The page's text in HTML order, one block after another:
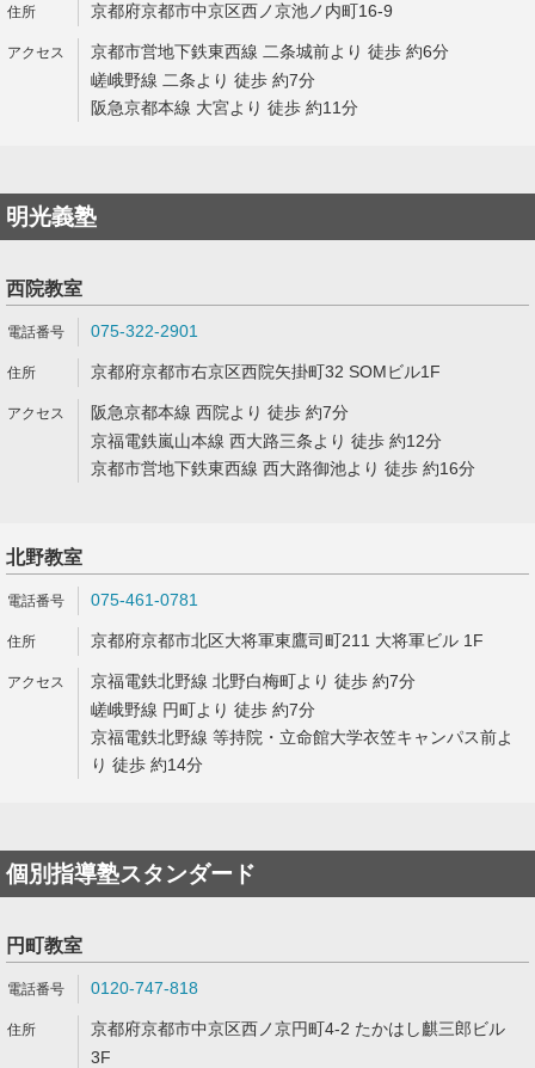
京都府京都市中京区西ノ京池ノ内町16-9
京都市営地下鉄東西線 二条城前より 徒歩 約6分
嵯峨野線 二条より 徒歩 約7分
阪急京都本線 大宮より 徒歩 約11分
明光義塾
西院教室
075-322-2901
京都府京都市右京区西院矢掛町32 SOMビル1F
阪急京都本線 西院より 徒歩 約7分
京福電鉄嵐山本線 西大路三条より 徒歩 約12分
京都市営地下鉄東西線 西大路御池より 徒歩 約16分
北野教室
075-461-0781
京都府京都市北区大将軍東鷹司町211 大将軍ビル 1F
京福電鉄北野線 北野白梅町より 徒歩 約7分
嵯峨野線 円町より 徒歩 約7分
京福電鉄北野線 等持院・立命館大学衣笠キャンパス前よ
り 徒歩 約14分
個別指導塾スタンダード
円町教室
0120-747-818
京都府京都市中京区西ノ京円町4-2 たかはし麒三郎ビル
3F